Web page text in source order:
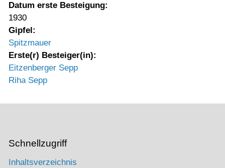
Datum erste Besteigung:
1930
Gipfel:
Spitzmauer
Erste(r) Besteiger(in):
Eitzenberger Sepp
Riha Sepp
Schnellzugriff
Inhaltsverzeichnis